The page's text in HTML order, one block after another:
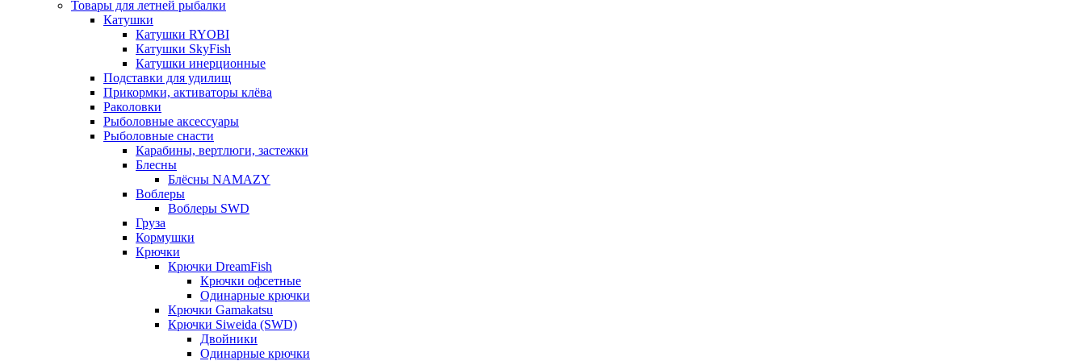
Товары для летней рыбалки
Катушки
Катушки RYOBI
Катушки SkyFish
Катушки инерционные
Подставки для удилищ
Прикормки, активаторы клёва
Раколовки
Рыболовные аксессуары
Рыболовные снасти
Карабины, вертлюги, застежки
Блесны
Блёсны NAMAZY
Воблеры
Воблеры SWD
Груза
Кормушки
Крючки
Крючки DreamFish
Крючки офсетные
Одинарные крючки
Крючки Gamakatsu
Крючки Siweida (SWD)
Двойники
Одинарные крючки